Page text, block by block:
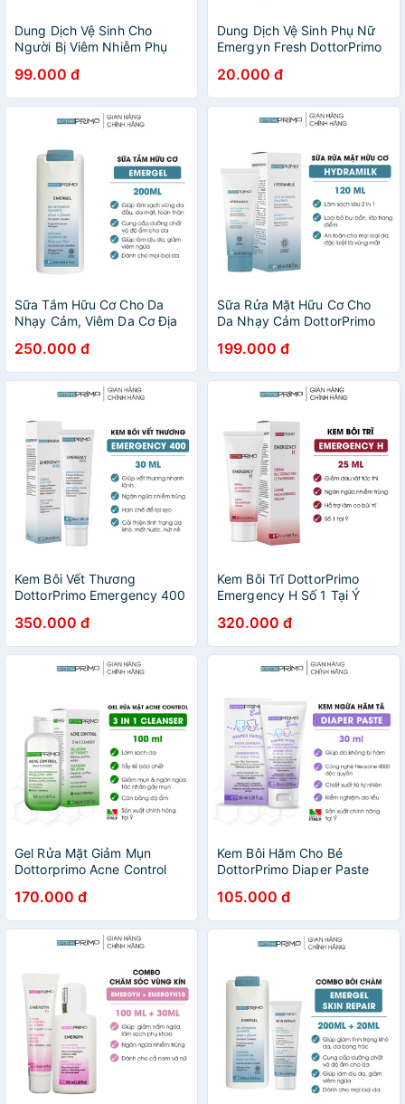
Dung Dịch Vệ Sinh Cho
Người Bị Viêm Nhiễm Phụ
(Chai 100ml)
99.000 đ
Dung Dịch Vệ Sinh Phụ Nữ
Emergyn Fresh DottorPrimo
20.000 đ
Sữa Tắm Hữu Cơ Cho Da
Nhạy Cảm, Viêm Da Cơ Địa
250.000 đ
Sữa Rửa Mặt Hữu Cơ Cho
Da Nhạy Cảm DottorPrimo
Sạch Sâu 2 in 1 120ml
199.000 đ
Kem Bôi Vết Thương
DottorPrimo Emergency 400
350.000 đ
Kem Bôi Trĩ DottorPrimo
Emergency H Số 1 Tại Ý
Trùng Và Giảm Đau Rát Tức
Thì 25ml
320.000 đ
Gel Rửa Mặt Giảm Mụn
Dottorprimo Acne Control
Rửa Mặt Giảm Mụn Dành
Cho Mọi Loại Da
170.000 đ
Kem Bôi Hăm Cho Bé
DottorPrimo Diaper Paste
Tã, Lành Vết Hăm Đỏ &
Dưỡng Da Cho Bé
105.000 đ